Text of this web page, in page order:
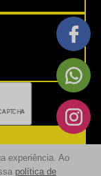
experiência. Ao
política de